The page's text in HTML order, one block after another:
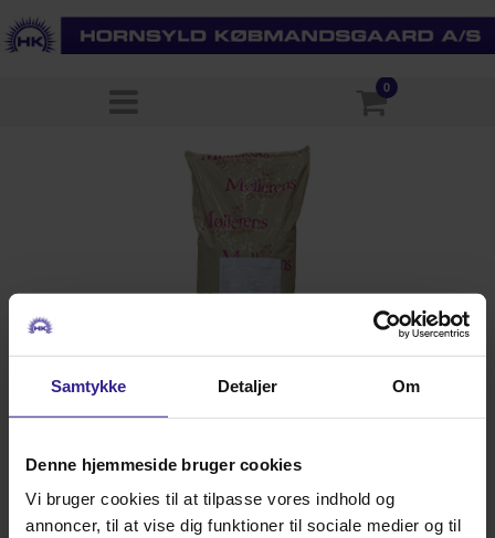
Samtykke Detaljer Om
Denne hjemmeside bruger cookies
Vi bruger cookies til at tilpasse vores indhold og
annoncer, til at vise dig funktioner til sociale medier og til
0